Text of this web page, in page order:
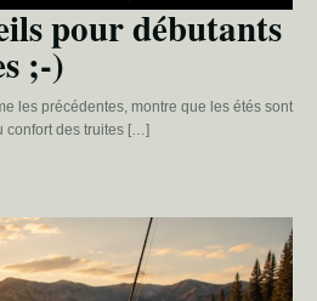
pour débutants
;-)
les précédentes, montre que les étés sont
confort des truites […]